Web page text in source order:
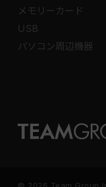
メモリーカード
USB
パソコン周辺機器